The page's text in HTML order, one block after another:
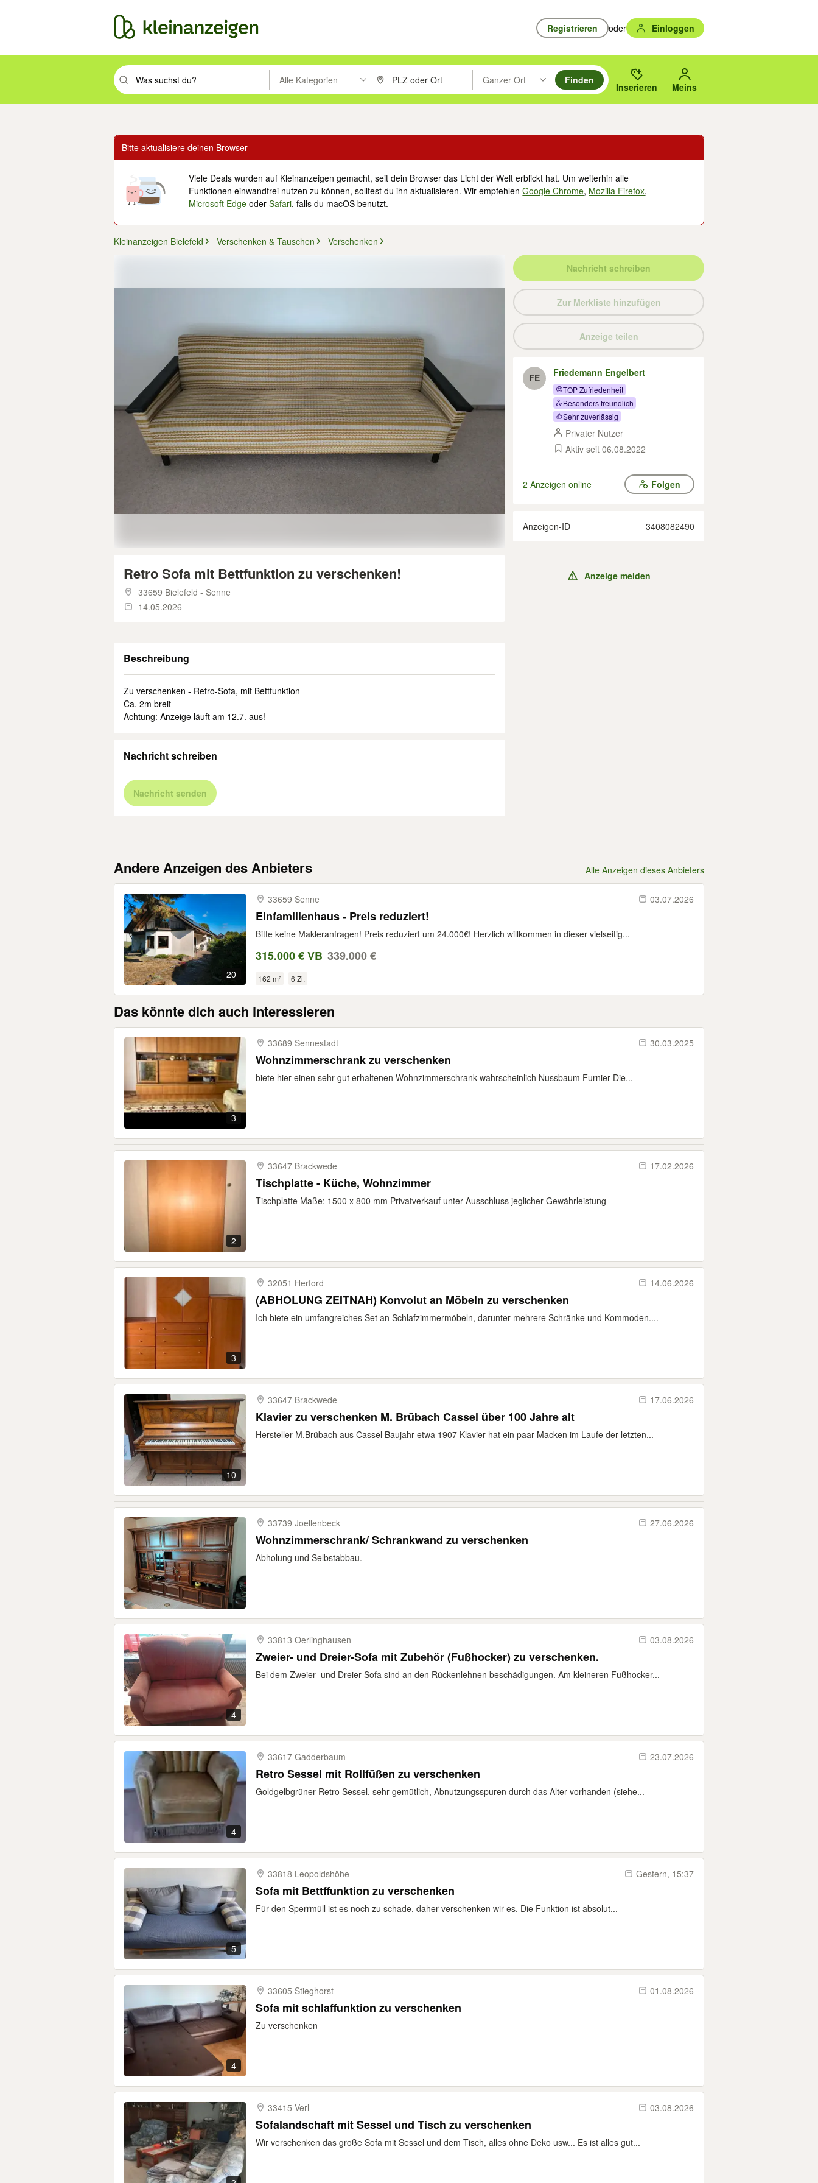
Registrieren oder Einloggen
Suchbegriff eingeben. Eingabetaste drücken um zu suchen, oder Vorschläge mit den Pfeiltasten nach oben/unten durchsuchen und mit Eingabetaste auswählen.
Alle Kategorien PLZ oder Ort eingeben. Eingabetaste drücken um zu suchen, oder Vorschläge mit den Pfeiltasten nach oben/
Ganzer Ort
Suche im Umkreis des gewählten Orts oder PLZ.
Finden
Inserieren Meins
Bitte aktualisiere deinen Browser
Viele Deals wurden auf Kleinanzeigen gemacht, seit dein Browser das Licht der Welt erblickt hat. Um weiterhin alle
Funktionen einwandfrei nutzen zu können, solltest du ihn aktualisieren. Wir empfehlenGoogle Chrome, Mozilla Firefox,
Microsoft Edge oderSafari, falls du macOS benutzt.
Kleinanzeigen Bielefeld Verschenken & Tauschen Verschenken
Retro Sofa mit Bettfunktion zu verschenken!
33659 Bielefeld - Senne
14.05.2026
Beschreibung
Zu verschenken - Retro-Sofa, mit Bettfunktion
Ca. 2m breit
Achtung: Anzeige läuft am 12.7. aus!
Nachricht schreiben
Nachricht senden
Nachricht schreiben
Zur Merkliste hinzufügen
Anzeige teilen
FE Friedemann Engelbert
TOP Zufriedenheit
Besonders freundlich
Sehr zuverlässig
Privater Nutzer
Aktiv seit 06.08.2022
2 Anzeigen online Folgen
Anzeigen-ID 3408082490
Anzeige melden
Andere Anzeigen des Anbieters Alle Anzeigen dieses Anbieters
20
33659 Senne 03.07.2026
Einfamilienhaus - Preis reduziert!
Bitte keine Makleranfragen! Preis reduziert um 24.000€! Herzlich willkommen in dieser vielseitig...
315.000 € VB 339.000 €
162 m² 6 Zi.
Das könnte dich auch interessieren
3
33689 Sennestadt 30.03.2025
Wohnzimmerschrank zu verschenken
biete hier einen sehr gut erhaltenen Wohnzimmerschrank wahrscheinlich Nussbaum Furnier Die...
2
33647 Brackwede 17.02.2026
Tischplatte - Küche, Wohnzimmer
Tischplatte Maße: 1500 x 800 mm Privatverkauf unter Ausschluss jeglicher Gewährleistung
3
32051 Herford 14.06.2026
(ABHOLUNG ZEITNAH) Konvolut an Möbeln zu verschenken
Ich biete ein umfangreiches Set an Schlafzimmermöbeln, darunter mehrere Schränke und Kommoden....
10
33647 Brackwede 17.06.2026
Klavier zu verschenken M. Brübach Cassel über 100 Jahre alt
Hersteller M.Brübach aus Cassel Baujahr etwa 1907 Klavier hat ein paar Macken im Laufe der letzten...
33739 Joellenbeck 27.06.2026
Wohnzimmerschrank/ Schrankwand zu verschenken
Abholung und Selbstabbau.
4
33813 Oerlinghausen 03.08.2026
Zweier- und Dreier-Sofa mit Zubehör (Fußhocker) zu verschenken.
Bei dem Zweier- und Dreier-Sofa sind an den Rückenlehnen beschädigungen. Am kleineren Fußhocker...
4
33617 Gadderbaum 23.07.2026
Retro Sessel mit Rollfüßen zu verschenken
Goldgelbgrüner Retro Sessel, sehr gemütlich, Abnutzungsspuren durch das Alter vorhanden (siehe...
5
33818 Leopoldshöhe Gestern, 15:37
Sofa mit Bettffunktion zu verschenken
Für den Sperrmüll ist es noch zu schade, daher verschenken wir es. Die Funktion ist absolut...
4
33605 Stieghorst 01.08.2026
Sofa mit schlaffunktion zu verschenken
Zu verschenken
33415 Verl 03.08.2026
Sofalandschaft mit Sessel und Tisch zu verschenken
Wir verschenken das große Sofa mit Sessel und dem Tisch, alles ohne Deko usw... Es ist alles gut...